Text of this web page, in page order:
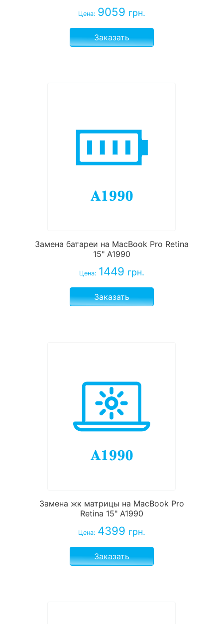
Цена: 9059 грн.
Заказать
Замена батареи на MacBook Pro Retina
15" A1990
Цена: 1449 грн.
Заказать
Замена жк матрицы на MacBook Pro
Retina 15" A1990
Цена: 4399 грн.
Заказать